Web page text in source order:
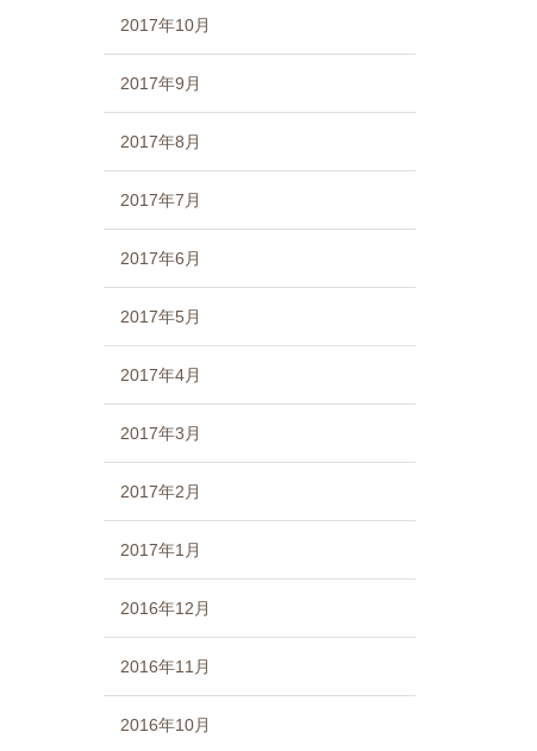
2017年10月
2017年9月
2017年8月
2017年7月
2017年6月
2017年5月
2017年4月
2017年3月
2017年2月
2017年1月
2016年12月
2016年11月
2016年10月